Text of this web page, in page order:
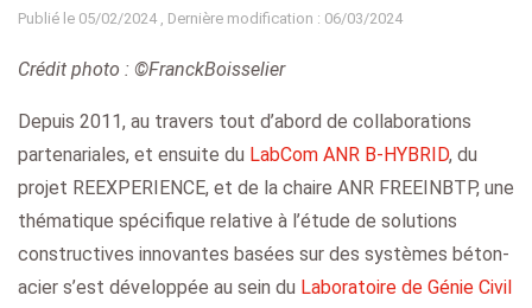
Publié le 05/02/2024 , Dernière modification : 06/03/2024
Crédit photo : ©FranckBoisselier
Depuis 2011, au travers tout d’abord de collaborations
partenariales, et ensuite du LabCom ANR B-HYBRID, du
projet REEXPERIENCE, et de la chaire ANR FREEINBTP, une
thématique spécifique relative à l’étude de solutions
constructives innovantes basées sur des systèmes béton-
acier s’est développée au sein du Laboratoire de Génie Civil